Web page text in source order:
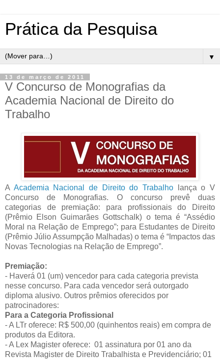
Prática da Pesquisa
▼
13 de março de 2011
V Concurso de Monografias da
Academia Nacional de Direito do
Trabalho
A Academia Nacional de Direito do Trabalho lança o V
Concurso de Monografias. O concurso prevê duas
categorias de premiação: para profissionais do Direito
(Prêmio Elson Guimarães Gottschalk) o tema é “Assédio
Moral na Relação de Emprego”; para Estudantes de Direito
(Prêmio Júlio Assumpção Malhadas) o tema é “Impactos das
Novas Tecnologias na Relação de Emprego”.
Premiação:
- Haverá 01 (um) vencedor para cada categoria prevista
nesse concurso. Para cada vencedor será outorgado
diploma alusivo. Outros prêmios oferecidos por
patrocinadores:
Para a Categoria Profissional
- A LTr oferece: R$ 500,00 (quinhentos reais) em compra de
produtos da Editora.
- A Lex Magister oferece: 01 assinatura por 01 ano da
Revista Magister de Direito Trabalhista e Previdenciário; 01